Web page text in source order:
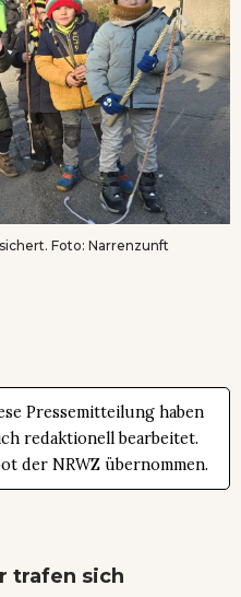
Foto: Narrenzunft
Pressemitteilung haben
redaktionell bearbeitet.
der NRWZ übernommen.
trafen sich